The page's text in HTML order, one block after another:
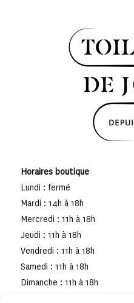
Horaires boutique
Lundi : fermé
Mardi : 14h à 18h
Mercredi : 11h à 18h
Jeudi : 11h à 18h
Vendredi : 11h à 18h
Samedi : 11h à 18h
Dimanche : 11h à 18h